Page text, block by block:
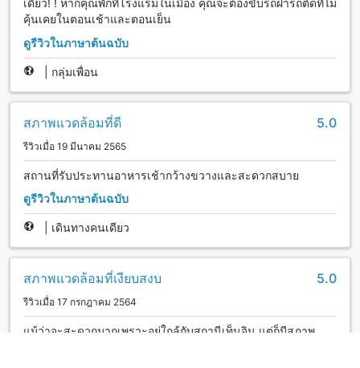
เดียว! ! หากคุณพักที่โรงแรมในเมือง คุณจะต้องขับรถฝ่ารถติดที่ไม่
คุ้นเคยในตอนเช้าและตอนเย็น
ดูรีวิวในภาษาต้นฉบับ
กลุ่มเพื่อน
สภาพแวดล้อมที่ดี 5.0
รีวิวเมื่อ 19 มีนาคม 2565
สถานที่รับประทานอาหารเช้ากว้างขวางและสะดวกสบาย
ดูรีวิวในภาษาต้นฉบับ
เดินทางคนเดียว
สภาพแวดล้อมที่เงียบสงบ 5.0
รีวิวเมื่อ 17 กรกฎาคม 2564
แม้ว่าจะสะดวกมากเพราะอยู่ใกล้กับสถานีเท็นจิน แต่ก็มีสภาพ